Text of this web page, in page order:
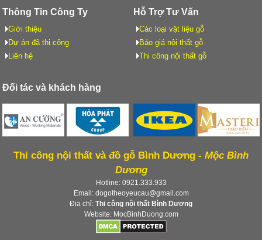
Thông Tin Công Ty
Giới thiệu
Dự án đã thi công
Liên hệ
Hỗ Trợ Tư Vấn
Các loại vật liệu gỗ
Báo giá nội thất gỗ
Thi công nội thất gỗ
Đối tác và khách hàng
Thi công nội thất và đồ gỗ Bình Dương - Mộc Bình
Dương
Hotline: 0921.333.933
Email: dogotheoyeucau@gmail.com
Địa chỉ: Thi công nội thất Bình Dương
Website: MocBinhDuong.com